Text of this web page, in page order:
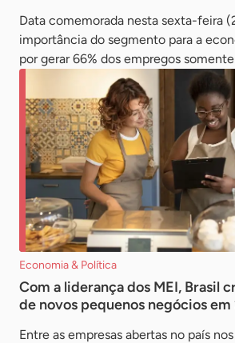
Data comemorada nesta sexta-feira
importância do segmento para a
por gerar 66% dos empregos
Economia & Política
Com a liderança dos MEI, Brasil
de novos pequenos negócios
Entre as empresas abertas no país